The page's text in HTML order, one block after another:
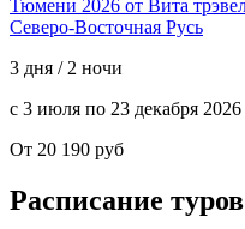
Северо-Восточная Русь
3 дня / 2 ночи
с 3 июля по 23 декабря 2026
От 20 190 руб
Расписание туров